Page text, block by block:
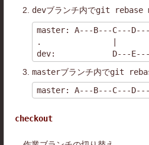
devブランチ内でgit rebase
master: A---B---C---
.               |
masterブランチ内でgit
checkout